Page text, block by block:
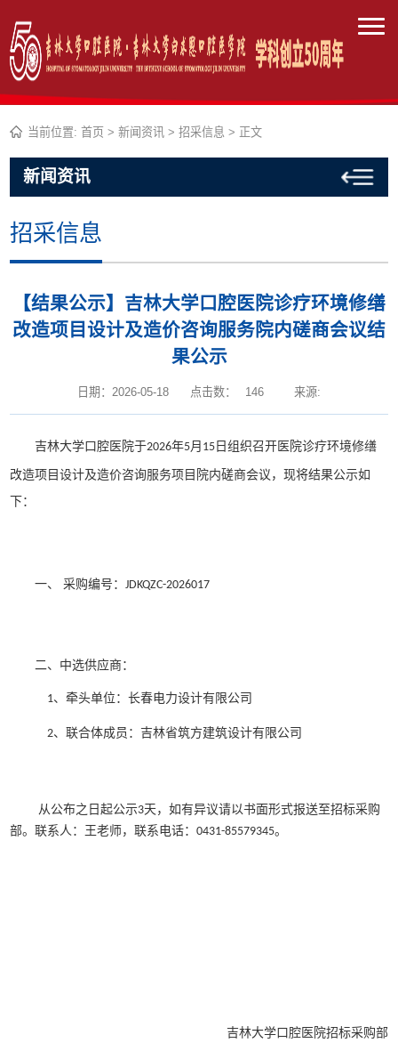
当前位置:首页 >新闻资讯 >招采信息 > 正文
新闻资讯
招采信息
【结果公示】吉林大学口腔医院诊疗环境修缮
改造项目设计及造价咨询服务院内磋商会议结
果公示
日期：2026-05-18 点击数： 146 来源:
吉林大学口腔医院于2026年5月 15 日组织召开医院诊疗环境修缮
改造项目设计及造价咨询服务项目 院内磋商会议，现将结果公示如
下：
一、 采购编号：JDKQZC-2026017
二、 中选供应商：
1、牵头单位：长春电力设计有限公司
2、联合体成员：吉林省筑方建筑设计有限公司
从公布之日起公示3天，如有异议请以书面形式报送至招标采购
部。联系人： 王老师，联系电话：0431-85579345。
吉林大学口腔医院招标采购部